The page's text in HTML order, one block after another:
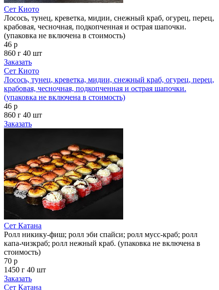
Сет Киото
Лосось, тунец, креветка, мидии, снежный краб, огурец, перец,
крабовая, чесночная, подкопченная и острая шапочки.
(упаковка не включена в стоимость)
46 р
860 г 40 шт
Заказать
Сет Киото
Лосось, тунец, креветка, мидии, снежный краб, огурец, перец,
крабовая, чесночная, подкопченная и острая шапочки.
(упаковка не включена в стоимость)
46 р
860 г 40 шт
Заказать
Сет Катана
Ролл никику-фиш; ролл эби спайси; ролл мусс-краб; ролл
капа-чизкраб; ролл нежный краб. (упаковка не включена в
стоимость)
70 р
1450 г 40 шт
Заказать
Сет Катана